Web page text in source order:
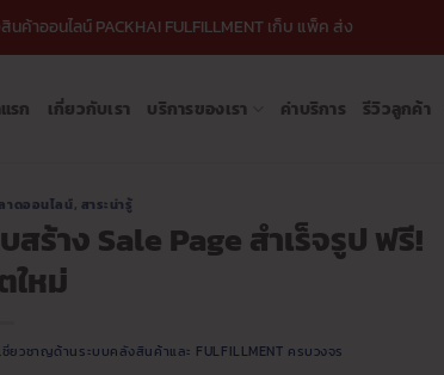
นค้าออนไลน์ PACKHAI FULFILLMENT เก็บ แพ็ค ส่ง
รก เกี่ยวกับเรา บริการของเรา ค่าบริการ รีวิวลูกค้า
าดออนไลน์, สาระน่ารู้
สร้าง Sale Page สำเร็จรูป ฟรี!
ใหม่
ชี่ยวชาญด้านระบบคลังสินค้าและ FULFILLMENT ครบวงจร